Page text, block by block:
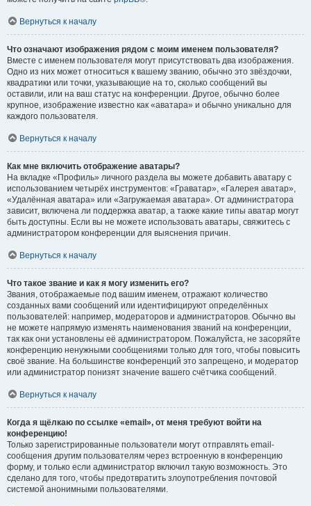
Вернуться к началу
Что означают изображения рядом с моим именем пользователя?
Вместе с именем пользователя могут присутствовать два изображения.
Одно из них может относиться к вашему званию, обычно это звёздочки,
квадратики или точки, указывающие на то, сколько сообщений вы
оставили, или на ваш статус на конференции. Другое, обычно более
крупное, изображение известно как «аватара» и обычно уникально для
каждого пользователя.
Вернуться к началу
Как мне включить отображение аватары?
На вкладке «Профиль» личного раздела вы можете добавить аватару с
использованием четырёх инструментов: «Граватар», «Галерея аватар»,
«Удалённая аватара» или «Загружаемая аватара». От администратора
зависит, включена ли поддержка аватар, а также какие типы аватар могут
быть доступны. Если вы не можете использовать аватары, свяжитесь с
администратором конференции для выяснения причин.
Вернуться к началу
Что такое звание и как я могу изменить его?
Звания, отображаемые под вашим именем, отражают количество
созданных вами сообщений или идентифицируют определённых
пользователей: например, модераторов и администраторов. Обычно вы
не можете напрямую изменять наименования званий на конференции,
так как они установлены её администратором. Пожалуйста, не засоряйте
конференцию ненужными сообщениями только для того, чтобы повысить
своё звание. На большинстве конференций это запрещено, и модератор
или администратор понизят значение вашего счётчика сообщений.
Вернуться к началу
Когда я щёлкаю по ссылке «email», от меня требуют войти на
конференцию!
Только зарегистрированные пользователи могут отправлять email-
сообщения другим пользователям через встроенную в конференцию
форму, и только если администратор включил такую возможность. Это
сделано для того, чтобы предотвратить злоупотребления почтовой
системой анонимными пользователями.